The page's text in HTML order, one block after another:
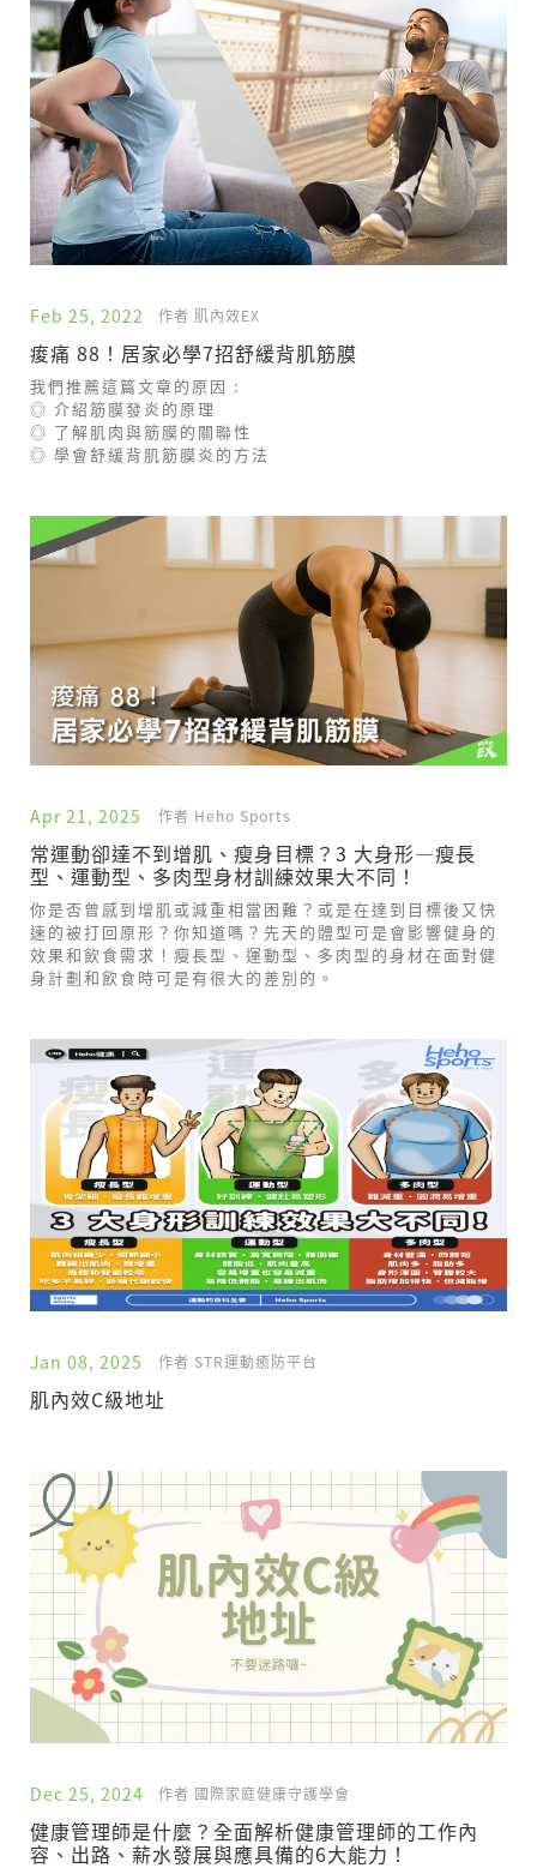
Feb 25, 2022 作者 肌內效EX
痠痛 88！居家必學7招舒緩背肌筋膜
我們推薦這篇文章的原因 :
◎ 介紹筋膜發炎的原理
◎ 了解肌肉與筋膜的關聯性
◎ 學會舒緩背肌筋膜炎的方法
Apr 21, 2025 作者 Heho Sports
常運動卻達不到增肌、瘦身目標？3 大身形—瘦長
型、運動型、多肉型身材訓練效果大不同！
你是否曾感到增肌或減重相當困難？或是在達到目標後又快
速的被打回原形？你知道嗎？先天的體型可是會影響健身的
效果和飲食需求！瘦長型、運動型、多肉型的身材在面對健
身計劃和飲食時可是有很大的差別的。
Jan 08, 2025 作者 STR運動癒防平台
肌內效C級地址
Dec 25, 2024 作者 國際家庭健康守護學會
健康管理師是什麼？全面解析健康管理師的工作內
容、出路、薪水發展與應具備的6大能力！